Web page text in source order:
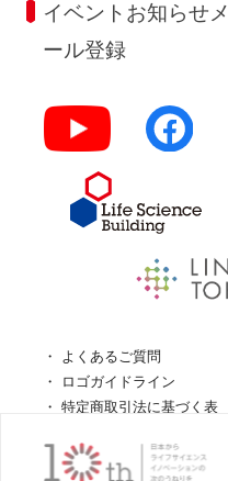
イベントお知らせメ
ール登録
よくあるご質問
ロゴガイドライン
特定商取引法に基づく表
個人情報の取扱について